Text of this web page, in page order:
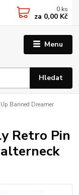
Menu
Hledat
0 ks
za 0,00 Kč
Banned Dreamer
Retro Pin